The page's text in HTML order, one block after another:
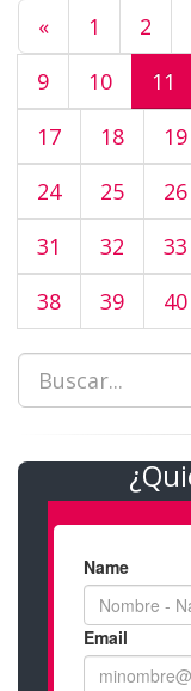
« 1 2
9
10 11
17
18 19
24
25 26
31
32 33
38
39 40